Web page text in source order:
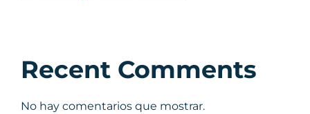
Recent Comments
No hay comentarios que mostrar.